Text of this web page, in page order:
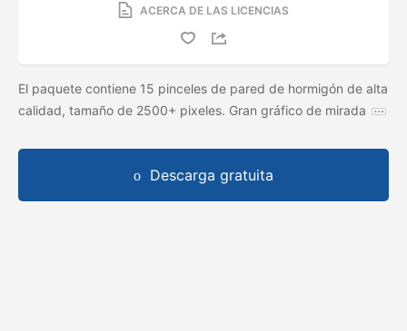
ACERCA DE LAS LICENCIAS
El paquete contiene 15 pinceles de pared de hormigón de alta
calidad, tamaño de 2500+ pixeles. Gran gráfico de mirada
Descarga gratuita